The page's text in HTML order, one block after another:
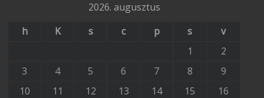
2026. augusztus
h
K s c p s
v
1
2
3
4 5 6 7 8
9
10
11 12 13 14 15
16